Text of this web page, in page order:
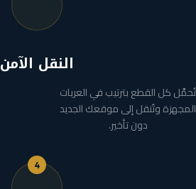
النقل الآمن
تُحمَّل كل القطع بترتيب في العربات
المجهزة وتُنقل إلى موقعك الجديد
دون تأخير.
4